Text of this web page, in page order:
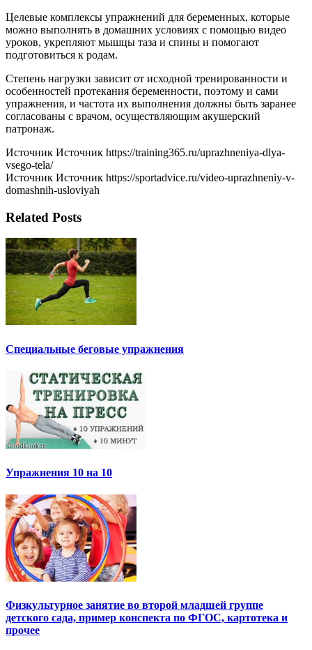
Целевые комплексы упражнений для беременных, которые
можно выполнять в домашних условиях с помощью видео
уроков, укрепляют мышцы таза и спины и помогают
подготовиться к родам.
Степень нагрузки зависит от исходной тренированности и
особенностей протекания беременности, поэтому и сами
упражнения, и частота их выполнения должны быть заранее
согласованы с врачом, осуществляющим акушерский
патронаж.
Источник Источник https://training365.ru/uprazhneniya-dlya-
vsego-tela/
Источник Источник https://sportadvice.ru/video-uprazhneniy-v-
domashnih-usloviyah
Related Posts
Специальные беговые упражнения
Упражнения 10 на 10
Физкультурное занятие во второй младшей группе
детского сада, пример конспекта по ФГОС, картотека и
прочее